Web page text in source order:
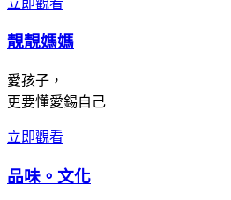
靚靚媽媽
愛孩子，
更要懂愛錫自己
立即觀看
品味。文化